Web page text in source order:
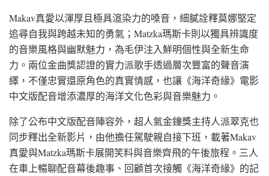
Makav真愛以渾厚且極具渲染力的嗓音，細膩詮釋莫娜堅定
追尋自我與跨越未知的勇氣；Matzka瑪斯卡則以獨具辨識度
的音樂風格與幽默魅力，為毛伊注入鮮明個性與全新生命
力。兩位金曲獎認證的實力派歌手透過層次豐富的聲音演
繹，不僅忠實還原角色的真實情感，也讓《海洋奇緣》電影
中文版配音增添濃厚的海洋文化色彩與音樂魅力。
除了公布中文版配音陣容外，超人氣金鐘獎主持人派翠克也
同步釋出全新影片，由他擔任駕駛親自接下班，載著Makav
真愛與Matzka瑪斯卡展開笑料與音樂齊飛的午後旅程。三人
在車上暢聊配音幕後趣事、回顧首次接觸《海洋奇緣》的記